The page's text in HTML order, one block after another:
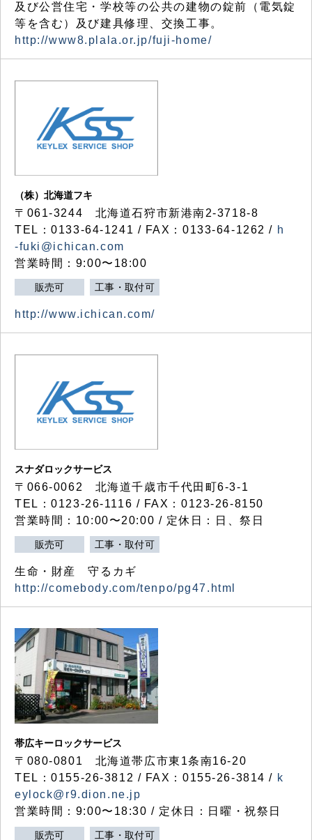
及び公営住宅・学校等の公共の建物の錠前（電気錠
等を含む）及び建具修理、交換工事。
http://www8.plala.or.jp/fuji-home/
（株）北海道フキ
〒061-3244 北海道石狩市新港南2-3718-8
TEL：0133-64-1241 / FAX：0133-64-1262 / h
-fuki@ichican.com
営業時間：9:00〜18:00
販売可 工事・取付可
http://www.ichican.com/
スナダロックサービス
〒066-0062 北海道千歳市千代田町6-3-1
TEL：0123-26-1116 / FAX：0123-26-8150
営業時間：10:00〜20:00 / 定休日：日、祭日
販売可 工事・取付可
生命・財産 守るカギ
http://comebody.com/tenpo/pg47.html
帯広キーロックサービス
〒080-0801 北海道帯広市東1条南16-20
TEL：0155-26-3812 / FAX：0155-26-3814 / k
eylock@r9.dion.ne.jp
営業時間：9:00〜18:30 / 定休日：日曜・祝祭日
販売可 工事・取付可